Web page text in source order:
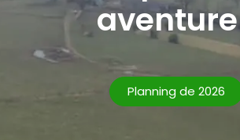
Planning de 2026